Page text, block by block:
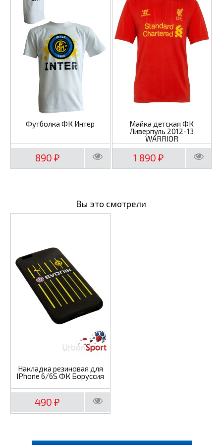
Футболка ФК Интер
890 ₽
Майка детская ФК
Ливерпуль 2012-13
WARRIOR
1 890₽
Вы это смотрели
Накладка резиновая для
IPhone 6/6S ФК Боруссия
490₽